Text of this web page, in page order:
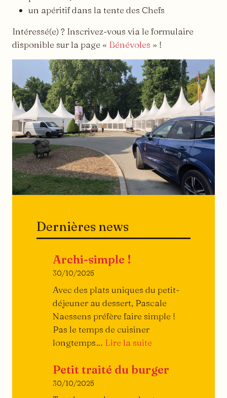
un apéritif dans la tente des Chefs
Intéressé(e) ? Inscrivez-vous via le formulaire
disponible sur la page « Bénévoles » !
Dernières news
Archi-simple !
30/10/2025
Avec des plats uniques du petit-
déjeuner au dessert, Pascale
Naessens préfère faire simple !
Pas le temps de cuisiner
longtemps… Lire la suite
simple
Petit traité du burger
30/10/2025